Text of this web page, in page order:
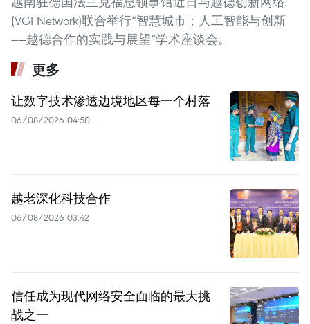
(VGI Network)联合举行“智慧城市；人工智能与创新
——越德合作的实践与展望”学术座谈会。
更多
让数字技术渗透边境地区每一个村落
06/08/2026 04:50
越老深化科技合作
06/08/2026 03:42
信任成为现代网络安全面临的最大挑
战之一